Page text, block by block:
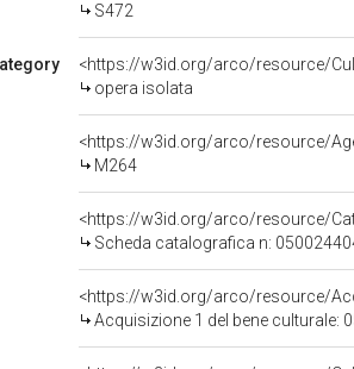
S472
<https://w3id.org/arco/resource/
opera isolata
<https://w3id.org/arco/resource/
M264
<https://w3id.org/arco/resource/
Scheda catalografica n:
<https://w3id.org/arco/resource/
Acquisizione 1 del bene culturale: